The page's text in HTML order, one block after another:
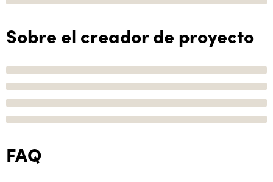
Sobre el creador de proyecto
FAQ